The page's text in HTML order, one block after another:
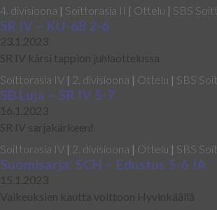
4. divisioona | Soittorasia II | Ottelu | SBS
SR IV – KU-68 2-6
23.1.2023
SR IV kärsi tappion juhlaottelussa
Soittorasia IV | 2. divisioona | Ottelu | SBS
SB Luja – SR IV 5-7
16.1.2023
SR IV sarjakärkeen!
Soittorasia IV | 2. divisioona | Ottelu | SBS
Suomisarja: SCH – Edustus 5-6 JA
15.1.2023
Vaikeuksien kautta voittoon Hyvinkäällä